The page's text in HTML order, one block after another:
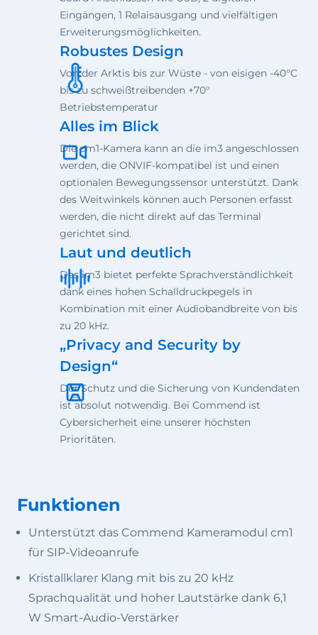
Eingängen, 1 Relaisausgang und vielfältigen
Erweiterungsmöglichkeiten.
Robustes Design
Von der Arktis bis zur Wüste - von eisigen -40°C
bis zu schweißtreibenden +70°
Betriebstemperatur
Alles im Blick
Die cm1-Kamera kann an die im3 angeschlossen
werden, die ONVIF-kompatibel ist und einen
optionalen Bewegungssensor unterstützt. Dank
des Weitwinkels können auch Personen erfasst
werden, die nicht direkt auf das Terminal
gerichtet sind.
Laut und deutlich
Das im3 bietet perfekte Sprachverständlichkeit
dank eines hohen Schalldruckpegels in
Kombination mit einer Audiobandbreite von bis
zu 20 kHz.
„Privacy and Security by
Design“
Der Schutz und die Sicherung von Kundendaten
ist absolut notwendig. Bei Commend ist
Cybersicherheit eine unserer höchsten
Prioritäten.
Funktionen
Unterstützt das Commend Kameramodul cm1
für SIP-Videoanrufe
Kristallklarer Klang mit bis zu 20 kHz
Sprachqualität und hoher Lautstärke dank 6,1
W Smart-Audio-Verstärker